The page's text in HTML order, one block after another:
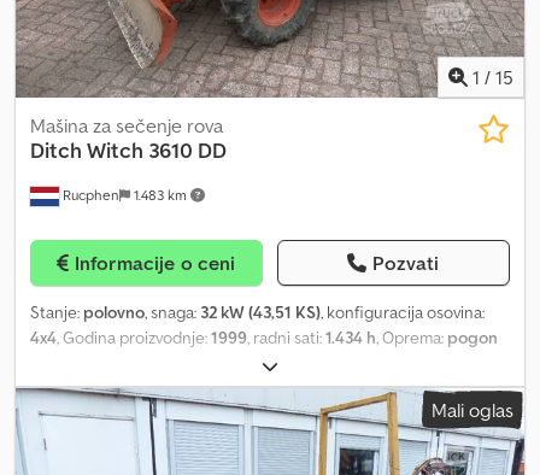
1 / 15
Rucphen 1.483 km
Mašina za sečenje rova
Ditch Witch 3610 DD
Informacije o ceni Pozvati
Stanje: polovno, snaga: 32 kW (43,51 KS), konfiguracija osovina:
4x4, Godina proizvodnje:1999, radni sati:1.434 h, Oprema: pogon
, Pogon: na točkove Dsdpfx Aqsuurbyjrjkr Marka
motora: Deutz Za dodatne informacije obratite se J.A.J. Jansenu.
Mali oglas